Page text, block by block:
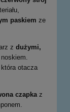
paskiem ze
z dużymi,
, która otacza
czapka z